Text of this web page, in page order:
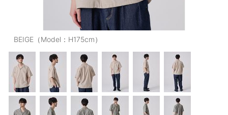
LADIES : レディース
DENIM : デニム
PANTS/SKIRT : パンツ・スカート
TOPS : トップス
OUTERS : アウター
OUTLET : アウトレット
BEIGE（Model：H175cm）